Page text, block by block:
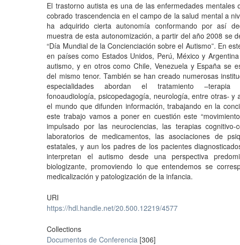
El trastorno autista es una de las enfermedades mentales
cobrado trascendencia en el campo de la salud mental a
ha adquirido cierta autonomía conformando por así
muestra de esta autonomización, a partir del año 2008 se
“Día Mundial de la Concienciación sobre el Autismo”. En
en países como Estados Unidos, Perú, México y
autismo, y en otros como Chile, Venezuela y España se
del mismo tenor. También se han creado numerosas
especialidades abordan el tratamiento –terapia
fonoaudiología, psicopedagogía, neurología, entre otras- y
el mundo que difunden información, trabajando en la
este trabajo vamos a poner en cuestión este
impulsado por las neurociencias, las terapias cognitivo-
laboratorios de medicamentos, las asociaciones de
estatales, y aun los padres de los pacientes
interpretan el autismo desde una perspectiva
biologizante, promoviendo lo que entendemos se
medicalización y patologización de la infancia.
URI
https://hdl.handle.net/20.500.12219/4577
Collections
Documentos de Conferencia [306]